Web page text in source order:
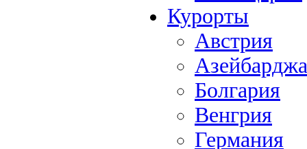
Курорты
Австрия
Болгария
Венгрия
Германия